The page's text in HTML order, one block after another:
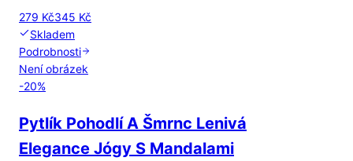
279 Kč345 Kč
Skladem
Podrobnosti
Není obrázek
-20%
Pytlík Pohodlí A Šmrnc Lenivá
Elegance Jógy S Mandalami